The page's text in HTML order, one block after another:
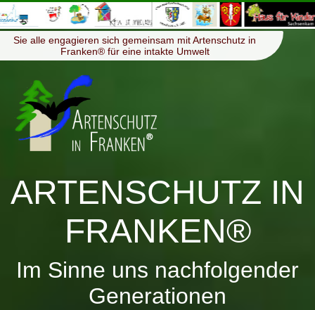
Menü ≡
Sie alle engagieren sich gemeinsam mit Artenschutz in
Franken® für eine intakte Umwelt
ARTENSCHUTZ IN
FRANKEN®
Im Sinne uns nachfolgender
Generationen